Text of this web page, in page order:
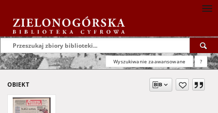
Wyszukiwanie zaawansowane ?
OBIEKT